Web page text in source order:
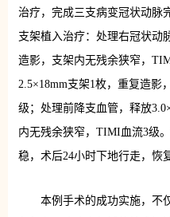
治疗，完成三支病变冠状动脉
支架植入治疗：处理右冠状动
造影，支架内无残余狭窄，
2.5×18mm支架1枚，重复造
级；处理前降支血管，释放
内无残余狭窄，TIMI血流3级
稳，术后24小时下地行走，恢
本例手术的成功实施，不